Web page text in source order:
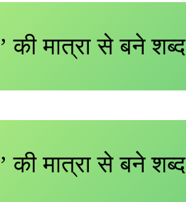
की मात्रा से बने शब्द
की मात्रा से बने शब्द